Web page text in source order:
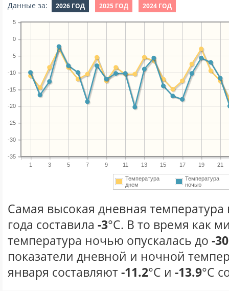
Данные за: 2026 ГОД 2025 ГОД 2024 ГОД
1 3 5 7 9 11 13 15 17 19 21
-35
-30
-25
-20
-15
-10
-5
0
5
Температура
днем
Температура
ночью
Самая высокая дневная температура
года составила -3°С. В то время как
температура ночью опускалась до -30
показатели дневной и ночной
января составляют-11.2°С и -13.9°С